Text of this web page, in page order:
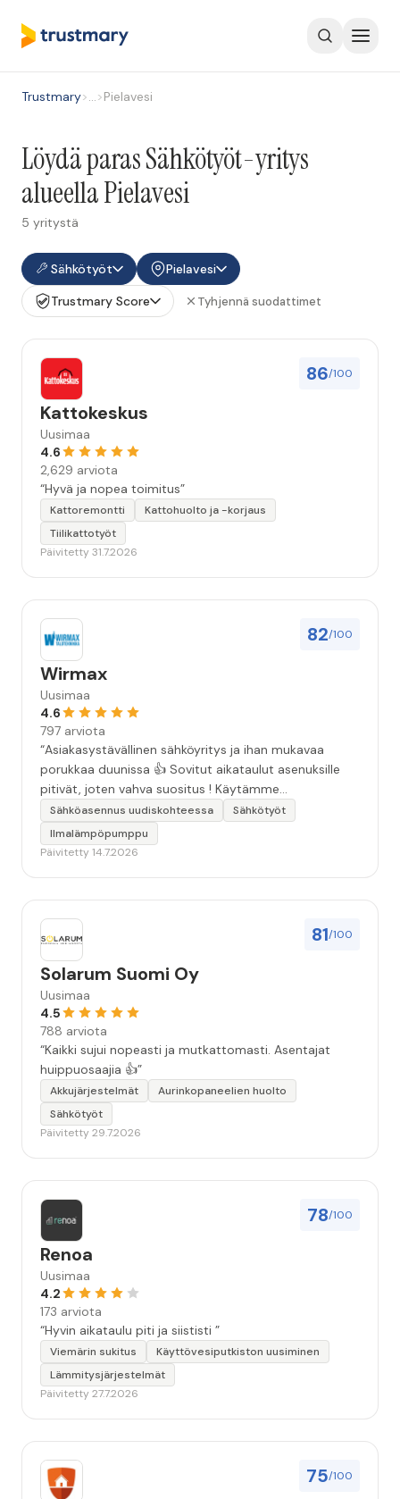
Trustmary>…>Pielavesi
Löydä paras Sähkötyöt-yritys
alueella Pielavesi
5 yritystä
Sähkötyöt
Pielavesi
Trustmary Score
Tyhjennä suodattimet
86/100
Kattokeskus
Uusimaa
4.6
2,629 arviota
“Hyvä ja nopea toimitus”
Kattoremontti
Kattohuolto ja -korjaus
Tiilikattotyöt
Päivitetty 31.7.2026
82/100
Wirmax
Uusimaa
4.6
797 arviota
“Asiakasystävällinen sähköyritys ja ihan mukavaa
porukkaa duunissa 👍 Sovitut aikataulut asenuksille
pitivät, joten vahva suositus ! Käytämme
seuraavallakin kerralla!”
Sähköasennus uudiskohteessa
Sähkötyöt
Ilmalämpöpumppu
Päivitetty 14.7.2026
81/100
Solarum Suomi Oy
Uusimaa
4.5
788 arviota
“Kaikki sujui nopeasti ja mutkattomasti. Asentajat
huippuosaajia 👍”
Akkujärjestelmät
Aurinkopaneelien huolto
Sähkötyöt
Päivitetty 29.7.2026
78/100
Renoa
Uusimaa
4.2
173 arviota
“Hyvin aikataulu piti ja siististi ”
Viemärin sukitus
Käyttövesiputkiston uusiminen
Lämmitysjärjestelmät
Päivitetty 27.7.2026
75/100